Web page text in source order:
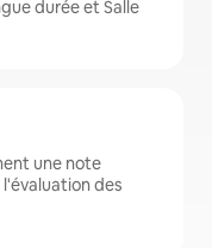
durée et Salle
une note
l'évaluation des